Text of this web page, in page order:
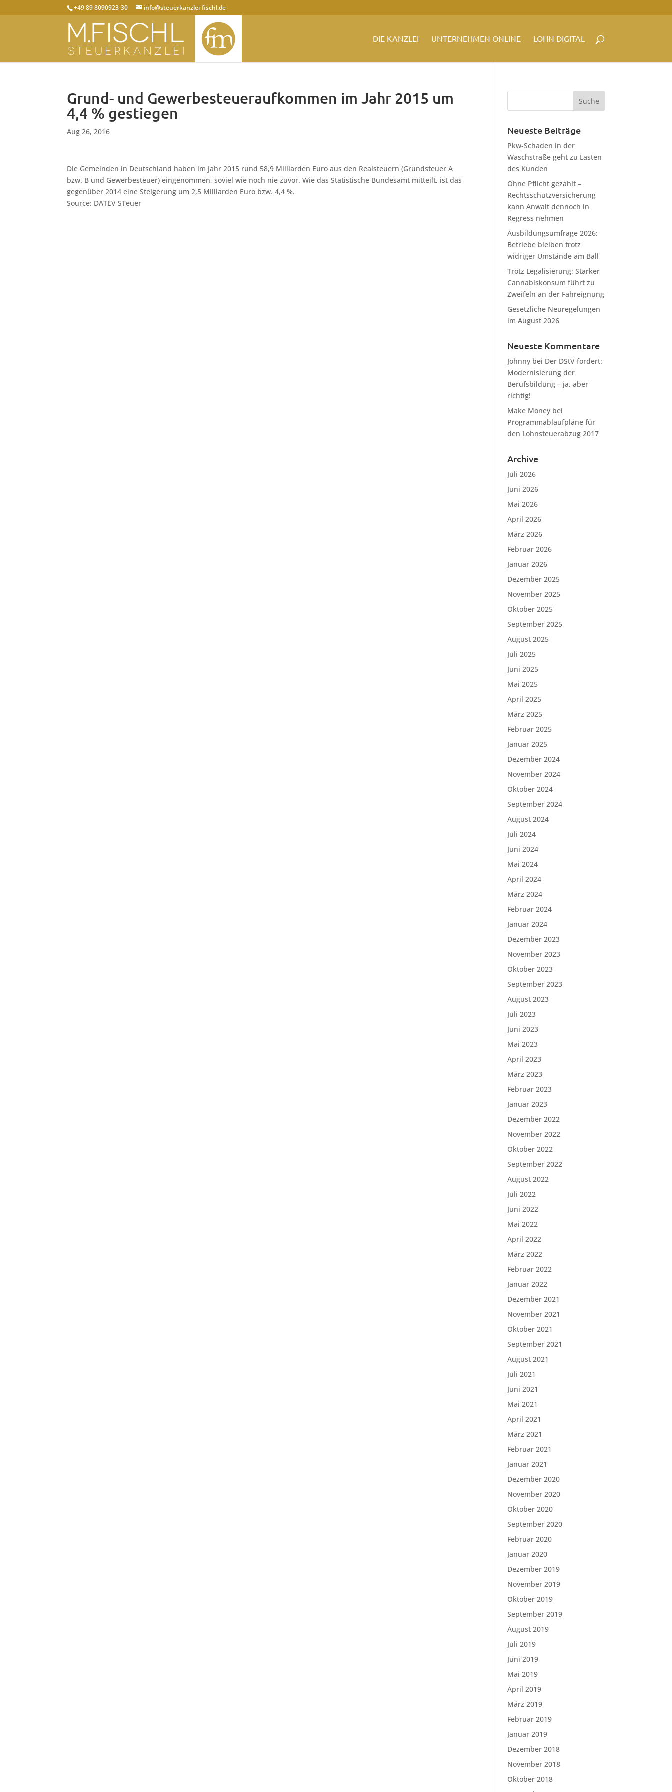
+49 89 8090923-30 info@steuerkanzlei-fischl.de
DIE KANZLEI UNTERNEHMEN ONLINE LOHN DIGITAL
Grund- und Gewerbesteueraufkommen im Jahr 2015 um
4,4 % gestiegen
Aug 26, 2016
Die Gemeinden in Deutschland haben im Jahr 2015 rund 58,9 Milliarden Euro aus den Realsteuern (Grundsteuer A
bzw. B und Gewerbesteuer) eingenommen, soviel wie noch nie zuvor. Wie das Statistische Bundesamt mitteilt, ist das
gegenüber 2014 eine Steigerung um 2,5 Milliarden Euro bzw. 4,4 %.
Source: DATEV STeuer
Neueste Beiträge
Pkw-Schaden in der
Waschstraße geht zu Lasten
des Kunden
Ohne Pflicht gezahlt –
Rechtsschutzversicherung
kann Anwalt dennoch in
Regress nehmen
Ausbildungsumfrage 2026:
Betriebe bleiben trotz
widriger Umstände am Ball
Trotz Legalisierung: Starker
Cannabiskonsum führt zu
Zweifeln an der Fahreignung
Gesetzliche Neuregelungen
im August 2026
Neueste Kommentare
Johnny bei Der DStV fordert:
Modernisierung der
Berufsbildung – ja, aber
richtig!
Make Money bei
Programmablaufpläne für
den Lohnsteuerabzug 2017
Archive
Juli 2026
Juni 2026
Mai 2026
April 2026
März 2026
Februar 2026
Januar 2026
Dezember 2025
November 2025
Oktober 2025
September 2025
August 2025
Juli 2025
Juni 2025
Mai 2025
April 2025
März 2025
Februar 2025
Januar 2025
Dezember 2024
November 2024
Oktober 2024
September 2024
August 2024
Juli 2024
Juni 2024
Mai 2024
April 2024
März 2024
Februar 2024
Januar 2024
Dezember 2023
November 2023
Oktober 2023
September 2023
August 2023
Juli 2023
Juni 2023
Mai 2023
April 2023
März 2023
Februar 2023
Januar 2023
Dezember 2022
November 2022
Oktober 2022
September 2022
August 2022
Juli 2022
Juni 2022
Mai 2022
April 2022
März 2022
Februar 2022
Januar 2022
Dezember 2021
November 2021
Oktober 2021
September 2021
August 2021
Juli 2021
Juni 2021
Mai 2021
April 2021
März 2021
Februar 2021
Januar 2021
Dezember 2020
November 2020
Oktober 2020
September 2020
Februar 2020
Januar 2020
Dezember 2019
November 2019
Oktober 2019
September 2019
August 2019
Juli 2019
Juni 2019
Mai 2019
April 2019
März 2019
Februar 2019
Januar 2019
Dezember 2018
November 2018
Oktober 2018